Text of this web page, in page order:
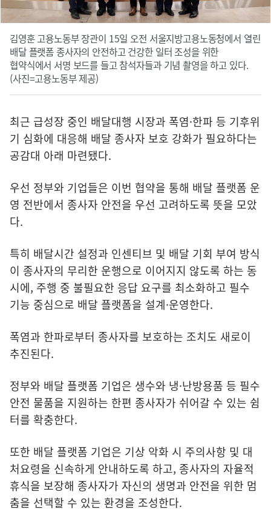
김영훈 고용노동부 장관이 15일 오전 서울지방고용노동청에서 열린
배달 플랫폼 종사자의 안전하고 건강한 일터 조성을 위한
협약식에서 서명 보드를 들고 참석자들과 기념 촬영을 하고 있다.
(사진=고용노동부 제공)
최근 급성장 중인 배달대행 시장과 폭염·한파 등 기후위
기 심화에 대응해 배달 종사자 보호 강화가 필요하다는
공감대 아래 마련됐다.
우선 정부와 기업들은 이번 협약을 통해 배달 플랫폼 운
영 전반에서 종사자 안전을 우선 고려하도록 뜻을 모았
다.
특히 배달시간 설정과 인센티브 및 배달 기회 부여 방식
이 종사자의 무리한 운행으로 이어지지 않도록 하는 동
시에, 주행 중 불필요한 응답 요구를 최소화하고 필수
기능 중심으로 배달 플랫폼을 설계·운영한다.
폭염과 한파로부터 종사자를 보호하는 조치도 새로이
추진된다.
정부와 배달 플랫폼 기업은 생수와 냉·난방용품 등 필수
안전 물품을 지원하는 한편 종사자가 쉬어갈 수 있는 쉼
터를 확충한다.
또한 배달 플랫폼 기업은 기상 악화 시 주의사항 및 대
처요령을 신속하게 안내하도록 하고, 종사자의 자율적
휴식을 보장해 종사자가 자신의 생명과 안전을 위한 멈
춤을 선택할 수 있는 환경을 조성한다.